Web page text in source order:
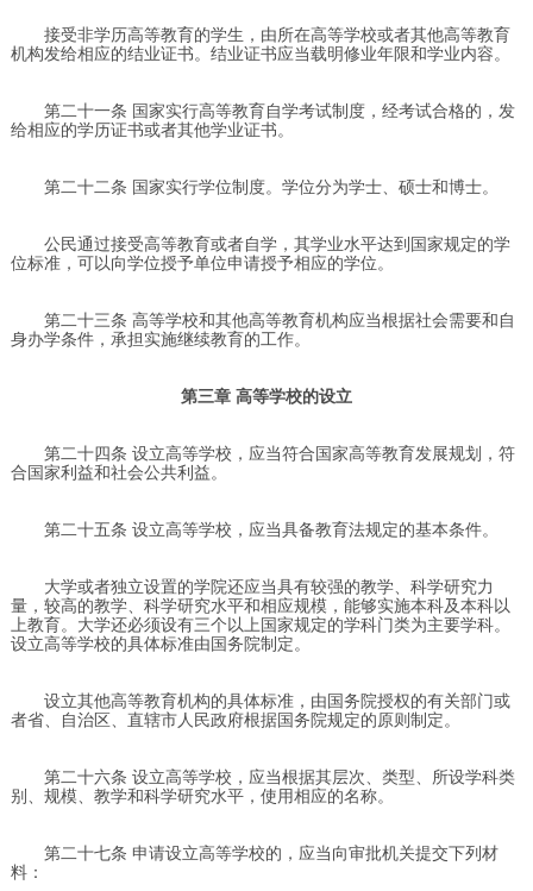
接受非学历高等教育的学生，由所在高等学校或者其他高等教育
机构发给相应的结业证书。结业证书应当载明修业年限和学业内容。
第二十一条 国家实行高等教育自学考试制度，经考试合格的，发
给相应的学历证书或者其他学业证书。
第二十二条 国家实行学位制度。学位分为学士、硕士和博士。
公民通过接受高等教育或者自学，其学业水平达到国家规定的学
位标准，可以向学位授予单位申请授予相应的学位。
第二十三条 高等学校和其他高等教育机构应当根据社会需要和自
身办学条件，承担实施继续教育的工作。
第三章 高等学校的设立
第二十四条 设立高等学校，应当符合国家高等教育发展规划，符
合国家利益和社会公共利益。
第二十五条 设立高等学校，应当具备教育法规定的基本条件。
大学或者独立设置的学院还应当具有较强的教学、科学研究力
量，较高的教学、科学研究水平和相应规模，能够实施本科及本科以
上教育。大学还必须设有三个以上国家规定的学科门类为主要学科。
设立高等学校的具体标准由国务院制定。
设立其他高等教育机构的具体标准，由国务院授权的有关部门或
者省、自治区、直辖市人民政府根据国务院规定的原则制定。
第二十六条 设立高等学校，应当根据其层次、类型、所设学科类
别、规模、教学和科学研究水平，使用相应的名称。
第二十七条 申请设立高等学校的，应当向审批机关提交下列材
料：